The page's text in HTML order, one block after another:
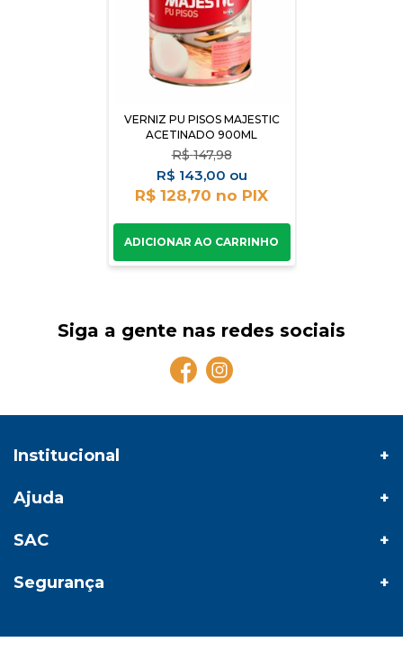
VERNIZ PU PISOS MAJESTIC
ACETINADO 900ML
R$ 147,98
R$ 143,00
R$ 128,70
Siga a gente nas redes sociais
Institucional
Ajuda
SAC
Segurança